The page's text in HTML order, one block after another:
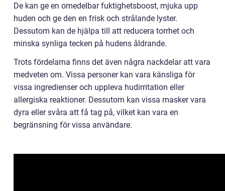
De kan ge en omedelbar fuktighetsboost, mjuka upp
huden och ge den en frisk och strålande lyster.
Dessutom kan de hjälpa till att reducera torrhet och
minska synliga tecken på hudens åldrande.
Trots fördelarna finns det även några nackdelar att vara
medveten om. Vissa personer kan vara känsliga för
vissa ingredienser och uppleva hudirritation eller
allergiska reaktioner. Dessutom kan vissa masker vara
dyra eller svåra att få tag på, vilket kan vara en
begränsning för vissa användare.